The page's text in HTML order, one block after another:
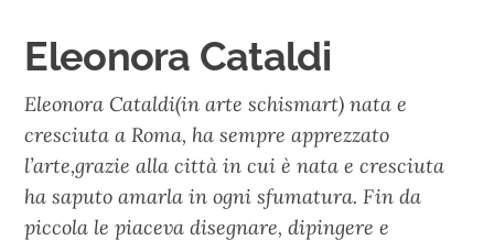
Eleonora Cataldi
Eleonora Cataldi(in arte schismart) nata e
cresciuta a Roma, ha sempre apprezzato
l’arte,grazie alla città in cui è nata e cresciuta
ha saputo amarla in ogni sfumatura. Fin da
piccola le piaceva disegnare, dipingere e